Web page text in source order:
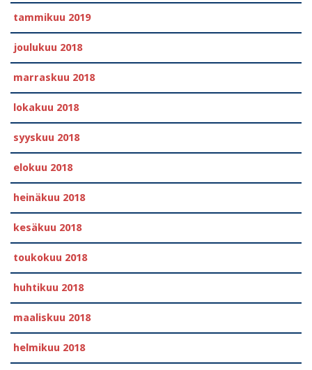
tammikuu 2019
joulukuu 2018
marraskuu 2018
lokakuu 2018
syyskuu 2018
elokuu 2018
heinäkuu 2018
kesäkuu 2018
toukokuu 2018
huhtikuu 2018
maaliskuu 2018
helmikuu 2018